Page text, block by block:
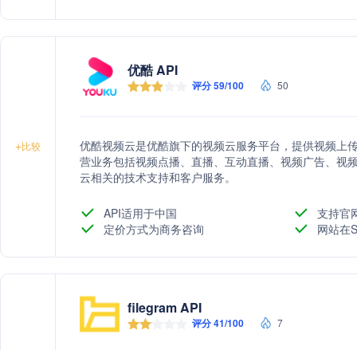
+比较
优酷 API
评分 59/100 50
优酷视频云是优酷旗下的视频云服务平台，提供视频上
营业务包括视频点播、直播、互动直播、视频广告、视
云相关的技术支持和客户服务。
API适用于中国
支持官
定价方式为商务咨询
网站在
filegram API
评分 41/100 7